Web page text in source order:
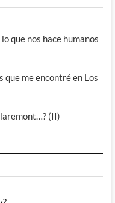
que nos hace humanos
que me encontré en Los
(II)